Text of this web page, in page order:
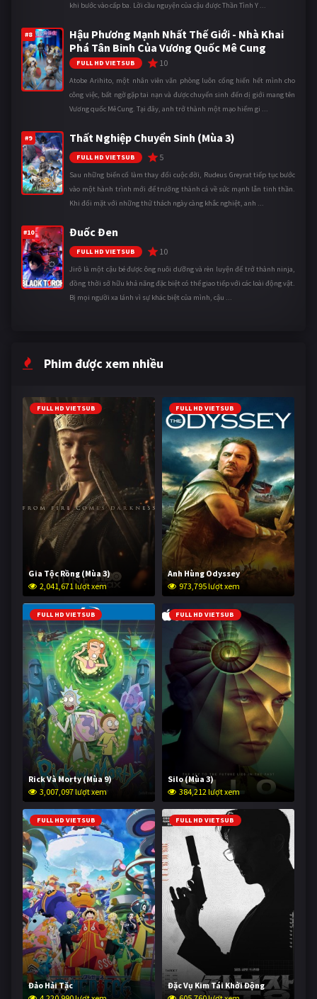
khi bước vào cấp ba. Lời cầu nguyện của cậu được Thần Tình Y ...
#8
Hậu Phương Mạnh Nhất Thế Giới - Nhà Khai
Phá Tân Binh Của Vương Quốc Mê Cung
FULL HD VIETSUB 10
Atobe Arihito, một nhân viên văn phòng luôn cống hiến hết mình cho
công việc, bất ngờ gặp tai nạn và được chuyển sinh đến dị giới mang tên
Vương quốc Mê Cung. Tại đây, anh trở thành một mạo hiểm gi ...
#9 Thất Nghiệp Chuyển Sinh (Mùa 3)
FULL HD VIETSUB 5
Sau những biến cố làm thay đổi cuộc đời, Rudeus Greyrat tiếp tục bước
vào một hành trình mới để trưởng thành cả về sức mạnh lẫn tinh thần.
Khi đối mặt với những thử thách ngày càng khắc nghiệt, anh ...
#10 Đuốc Đen
FULL HD VIETSUB 10
Jirô là một cậu bé được ông nuôi dưỡng và rèn luyện để trở thành ninja,
đồng thời sở hữu khả năng đặc biệt có thể giao tiếp với các loài động vật.
Bị mọi người xa lánh vì sự khác biệt của mình, cậu ...
Phim được xem nhiều
FULL HD VIETSUB
Gia Tộc Rồng (Mùa 3)
2,041,671 lượt xem
FULL HD VIETSUB
Anh Hùng Odyssey
973,795 lượt xem
FULL HD VIETSUB
Rick Và Morty (Mùa 9)
3,007,097 lượt xem
FULL HD VIETSUB
Silo (Mùa 3)
384,212 lượt xem
FULL HD VIETSUB
Đảo Hải Tặc
FULL HD VIETSUB
Đặc Vụ Kim Tái Khởi Động